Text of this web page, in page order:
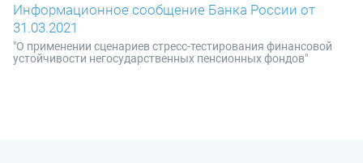
Информационное сообщение Банка России от
31.03.2021
"О применении сценариев стресс-тестирования финансовой
устойчивости негосударственных пенсионных фондов"